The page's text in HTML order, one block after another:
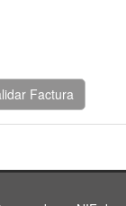
Factura